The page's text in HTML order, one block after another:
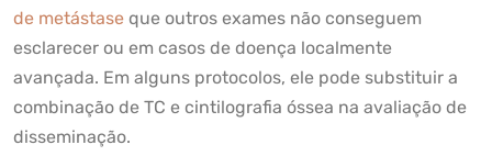
de metástase que outros exames não conseguem
esclarecer ou em casos de doença localmente
avançada. Em alguns protocolos, ele pode substituir a
combinação de TC e cintilografia óssea na avaliação de
disseminação.